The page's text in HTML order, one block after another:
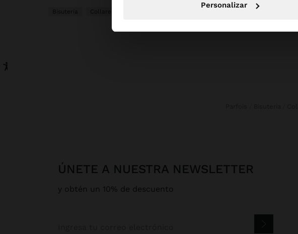
Personalizar
Bisutería
ÚNETE A NUESTRA NEWSLETTER
y obtén un 10% de descuento